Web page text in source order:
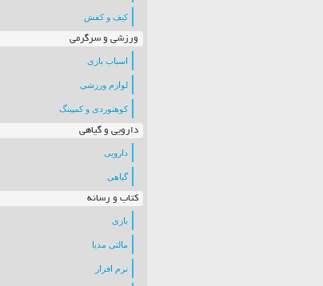
کیف و کفش
ورزشی و سرگرمی
اسباب بازی
لوازم ورزشی
کوهنوردی و کمپینگ
دارویی و گیاهی
دارویی
گیاهی
کتاب و رسانه
بازی
مالتی مدیا
نرم افزار